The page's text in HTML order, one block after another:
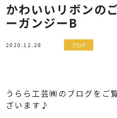
かわいいリボン
ーガンジーB
2020.12.28 ブログ
うらら工芸㈱のブログをご
ざいます♪